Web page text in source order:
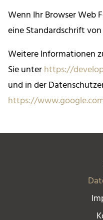
Wenn Ihr Browser Web
eine Standardschrift
Weitere Informationen
Sie unterhttps://
und in der
https://